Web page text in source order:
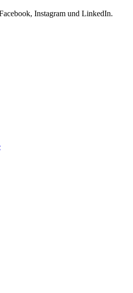
Instagram und LinkedIn.